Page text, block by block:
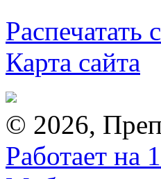
Распечатать
Карта сайта
© 2026,
Работает на